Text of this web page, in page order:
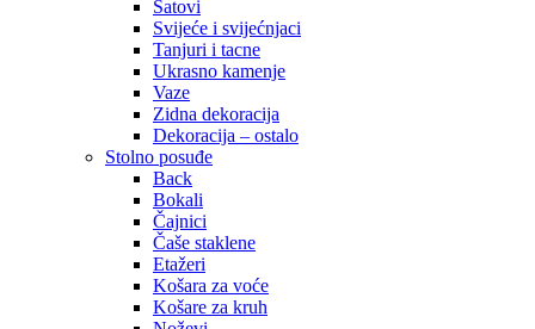
Satovi
Svijeće i svijećnjaci
Tanjuri i tacne
Ukrasno kamenje
Vaze
Zidna dekoracija
Dekoracija – ostalo
Stolno posuđe
Back
Bokali
Čajnici
Čaše staklene
Etažeri
Košara za voće
Košare za kruh